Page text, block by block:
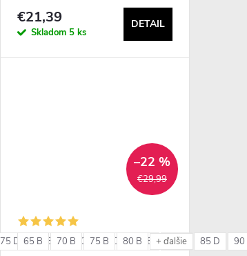
€21,39
Skladom 5 ks
DETAIL
75 D 80 B 80 C 80 D 85 B 85 C 85 D 90
€29,99
–22 %
65 B 70 B 75 B 80 B + ďalšie